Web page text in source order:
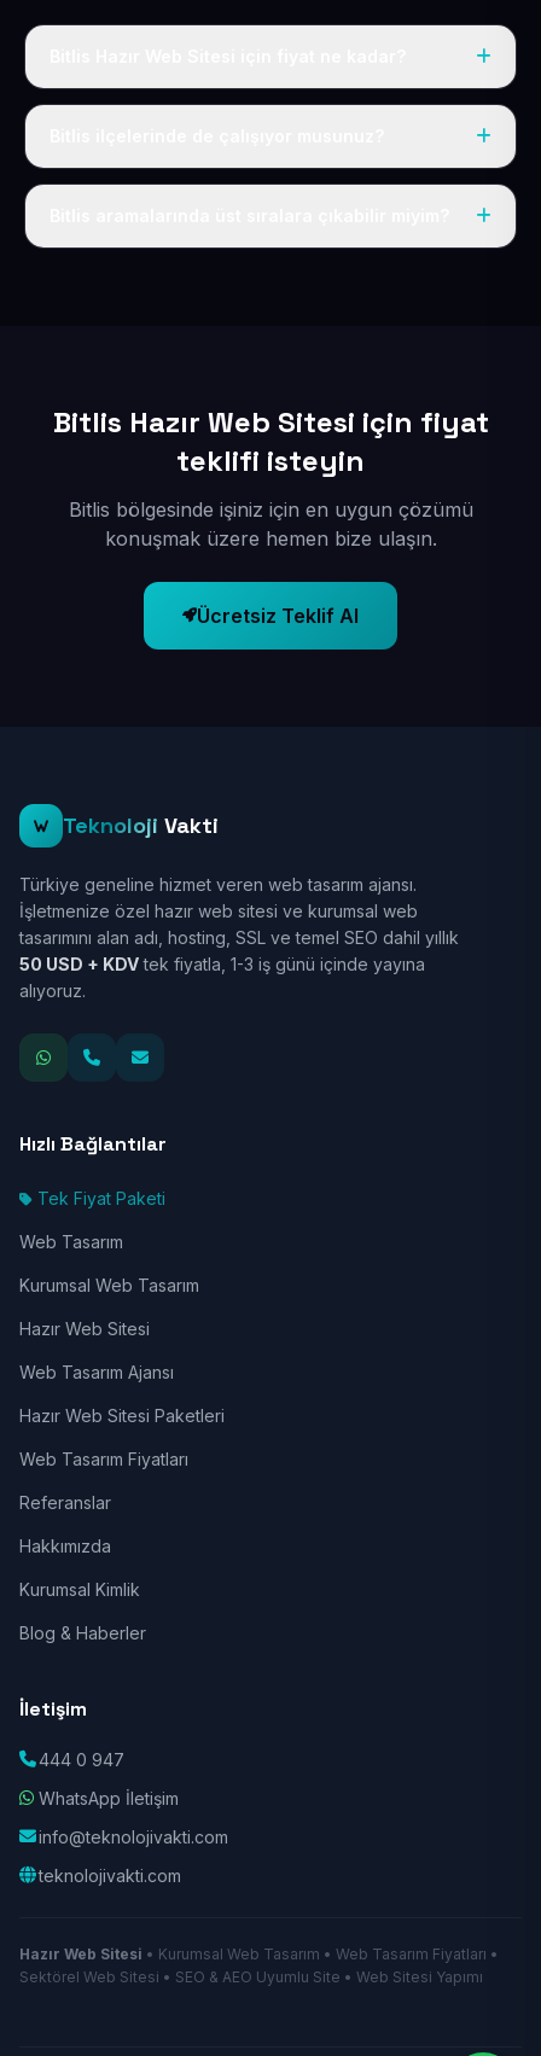
Bitlis dahil Türkiye’nin her yerinde geçerli yıllık tek
Elbette; Bitlis iline bağlı bütün ilçelere uzaktan ve
Bitlis Hazır Web Sitesi için fiyat
teklifi isteyin
Bitlis bölgesinde işiniz için en uygun çözümü
konuşmak üzere hemen bize ulaşın.
Ücretsiz Teklif Al
Teknoloji Vakti
Türkiye geneline hizmet veren web tasarım ajansı.
İşletmenize özel hazır web sitesi ve kurumsal web
tasarımını alan adı, hosting, SSL ve temel SEO dahil yıllık
50 USD + KDVtek fiyatla, 1-3 iş günü içinde yayına
alıyoruz.
Hızlı Bağlantılar
Tek Fiyat Paketi
Web Tasarım
Kurumsal Web Tasarım
Hazır Web Sitesi
Web Tasarım Ajansı
Hazır Web Sitesi Paketleri
Web Tasarım Fiyatları
Referanslar
Hakkımızda
Kurumsal Kimlik
Blog & Haberler
İletişim
444 0 947
WhatsApp İletişim
info@teknolojivakti.com
teknolojivakti.com
Hazır Web Sitesi • Kurumsal Web Tasarım • Web Tasarım Fiyatları •
Sektörel Web Sitesi • SEO & AEO Uyumlu Site • Web Sitesi Yapımı